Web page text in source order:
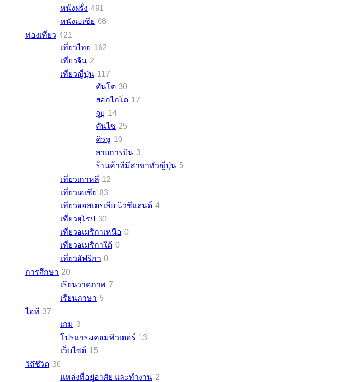
หนังฝรั่ง 491
หนังเอเซีย 68
ท่องเที่ยว 421
เที่ยวไทย 162
เที่ยวจีน 2
เที่ยวญี่ปุ่น 117
คันโต 30
ฮอกไกโด 17
จูบุ 14
คันไซ 25
คิวชู 10
สายการบิน 3
ร้านค้าที่มีสาขาทั่วญี่ปุ่น 5
เที่ยวเกาหลี 12
เที่ยวเอเซีย 83
เที่ยวออสเตรเลีย นิวซีแลนด์ 4
เที่ยวยุโรป 30
เที่ยวอเมริกาเหนือ 0
เที่ยวอเมริกาใต้ 0
เที่ยวอัฟริกา 0
การศึกษา 20
เรียนวาดภาพ 7
เรียนภาษา 5
ไอที 37
เกม 3
โปรแกรมคอมพิวเตอร์ 13
เว็บไซต์ 15
วิถึชีวิต 36
แหล่งที่อยู่อาศัย และทำงาน 2